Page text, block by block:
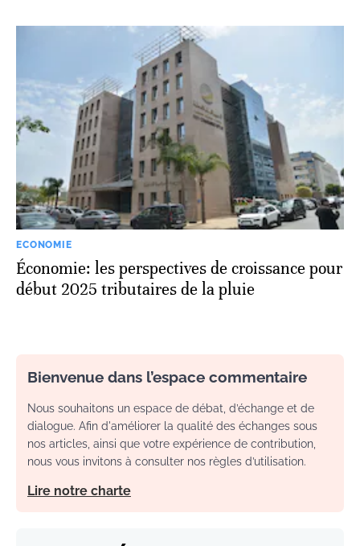
ECONOMIE
Économie: les perspectives de croissance pour
début 2025 tributaires de la pluie
Bienvenue dans l’espace commentaire
Nous souhaitons un espace de débat, d’échange et de
dialogue. Afin d'améliorer la qualité des échanges sous
nos articles, ainsi que votre expérience de contribution,
nous vous invitons à consulter nos règles d’utilisation.
Lire notre charte